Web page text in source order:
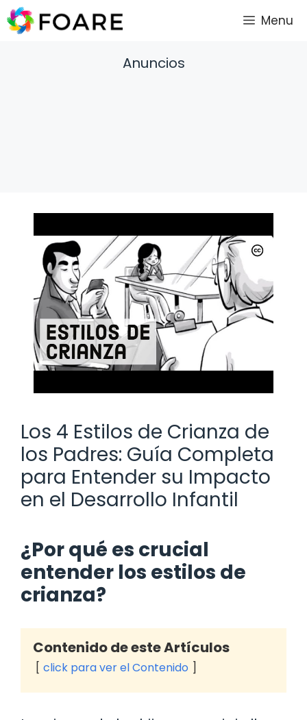
Saltar
al
Menu
Anuncios
Los 4 Estilos de Crianza de
los Padres: Guía Completa
para Entender su Impacto
en el Desarrollo Infantil
¿Por qué es crucial
entender los estilos de
crianza?
Contenido de este Artículos
click para ver el Contenido